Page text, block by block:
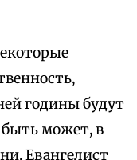
годины будут
быть может, в
Евангелист